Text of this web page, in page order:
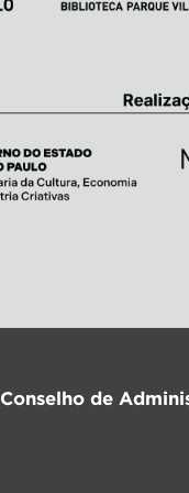
Conselho de